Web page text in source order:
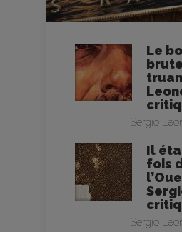
Le
Sergio
Il
fois
Sergio